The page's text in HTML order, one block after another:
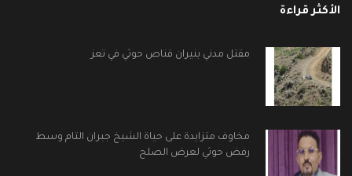
الأكثر قراءة
مقتل مدني بنيران قناص حوثي في تعز
مخاوف متزايدة على حياة الشيخ جبران التام وسط
رفض حوثي لعرض الصلح